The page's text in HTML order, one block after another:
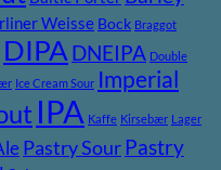
Weisse Bock Braggot
DIPA DNEIPA Double
Ice Cream Sour Imperial
IPA Kaffe Kirsebær Lager
Pastry Sour Pastry